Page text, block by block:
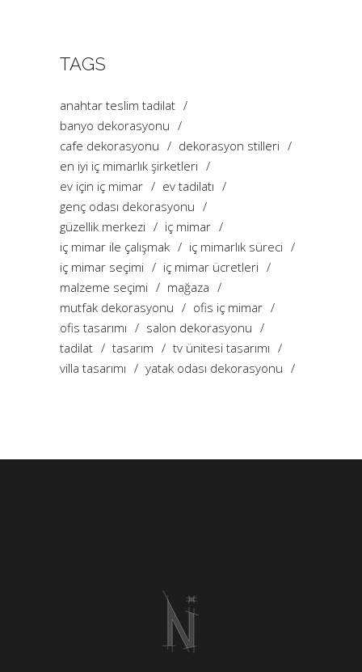
TAGS
anahtar teslim tadilat
banyo dekorasyonu
cafe dekorasyonu
dekorasyon stilleri
en iyi iç mimarlık şirketleri
ev için iç mimar
ev tadilatı
genç odası dekorasyonu
güzellik merkezi
iç mimar
iç mimar ile çalışmak
iç mimarlık süreci
iç mimar seçimi
iç mimar ücretleri
malzeme seçimi
mağaza
mutfak dekorasyonu
ofis iç mimar
ofis tasarımı
salon dekorasyonu
tadilat
tasarım
tv ünitesi tasarımı
villa tasarımı
yatak odası dekorasyonu